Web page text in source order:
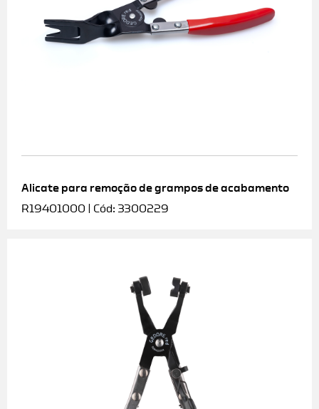
Alicate para remoção de grampos de acabamento
R19401000 | Cód: 3300229